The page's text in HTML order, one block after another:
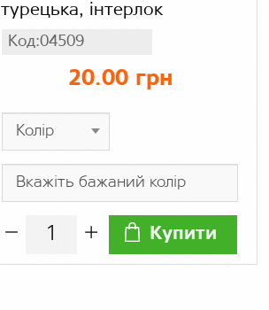
турецька, інтерлок
Код:04509
20.00 грн
Купити